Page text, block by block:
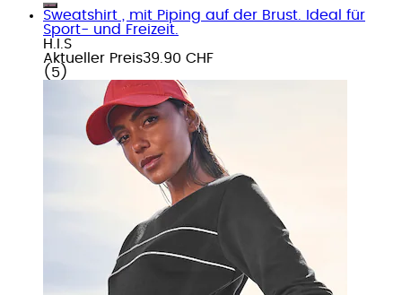
Sweatshirt , mit Piping auf der Brust. Ideal für
Sport- und Freizeit.
H.I.S
Aktueller Preis39.90 CHF
( 5 )